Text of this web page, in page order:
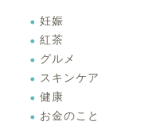
妊娠
紅茶
グルメ
スキンケア
健康
お金のこと